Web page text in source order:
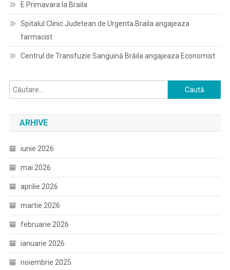
E Primavara la Braila
Spitalul Clinic Judetean de Urgenta Braila angajeaza
farmacist
Centrul de Transfuzie Sanguină Brăila angajeaza Economist
Caută
după:
ARHIVE
iunie 2026
mai 2026
aprilie 2026
martie 2026
februarie 2026
ianuarie 2026
noiembrie 2025